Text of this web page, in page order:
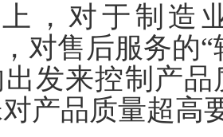
，对于制造
对售后服务的
出发来控制产
产品质量超高